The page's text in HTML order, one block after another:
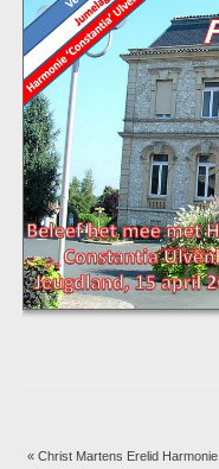
«Christ Martens Erelid Harmonie